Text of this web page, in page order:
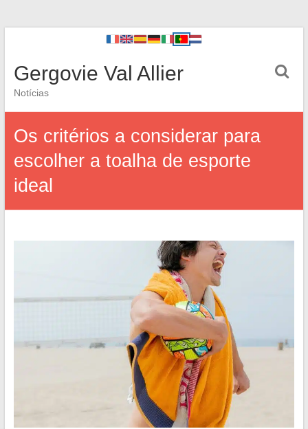
Gergovie Val Allier
Notícias
Os critérios a considerar para
escolher a toalha de esporte
ideal